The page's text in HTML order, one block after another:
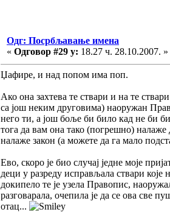
Одг: Посрбљавање имена
« Одговор #29 у: 18.27 ч. 28.10.2007. »
Џафире, и над попом има поп.
Ако она захтева те ствари и на те
са још неким друговима) наоружан
него ти, а још боље би било кад не би
тога да вам она тако (погрешно) налаже
налаже закон (а можете да га мало
Ево, скоро је био случај једне моје
деци у разреду исправљала ствари које
докипело те је узела Правопис,
разговарала, очепила је да се ова све
отац...